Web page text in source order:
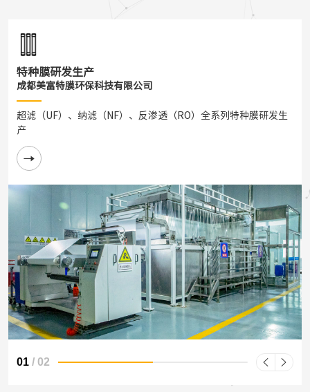
特种膜研发生产
成都美富特膜环保科技有限公司
超滤（UF）、纳滤（NF）、反渗透（RO）全系列特种膜研发生
产
01 / 02